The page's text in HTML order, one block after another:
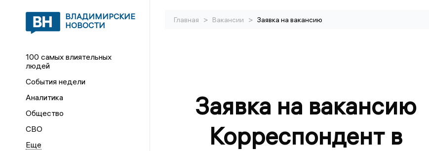
ВЛАДИМИРСКИЕ
НОВОСТИ
100 самых влиятельных
людей
События недели
Аналитика
Общество
СВО
Главная > Вакансии > Заявка на вакансию
Заявка на вакансию
Корреспондент в